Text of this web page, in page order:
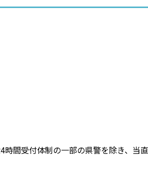
間受付体制の一部の県警を除き、当